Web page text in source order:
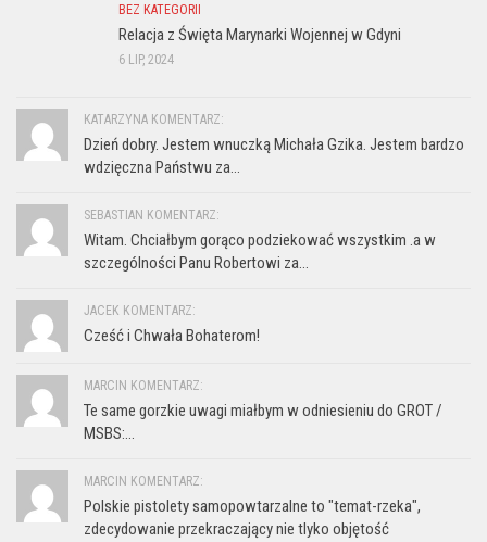
BEZ KATEGORII
Relacja z Święta Marynarki Wojennej w Gdyni
6 LIP, 2024
KATARZYNA KOMENTARZ:
Dzień dobry. Jestem wnuczką Michała Gzika. Jestem bardzo
wdzięczna Państwu za...
SEBASTIAN KOMENTARZ:
Witam. Chciałbym gorąco podziekować wszystkim .a w
szczególności Panu Robertowi za...
JACEK KOMENTARZ:
Cześć i Chwała Bohaterom!
MARCIN KOMENTARZ:
Te same gorzkie uwagi miałbym w odniesieniu do GROT /
MSBS:...
MARCIN KOMENTARZ:
Polskie pistolety samopowtarzalne to "temat-rzeka",
zdecydowanie przekraczający nie tlyko objętość